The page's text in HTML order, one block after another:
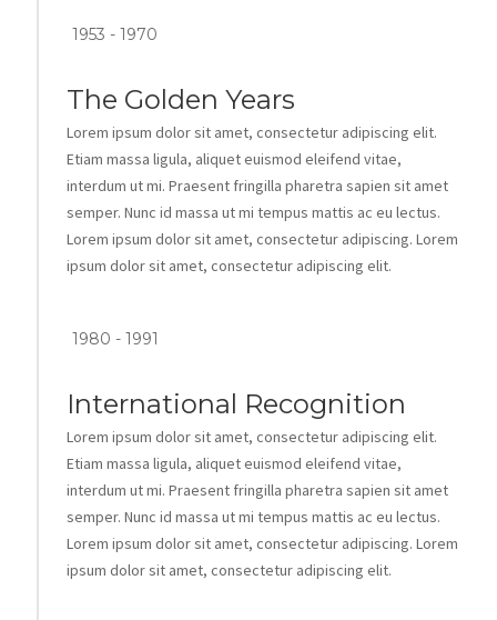
1953 - 1970
The Golden Years
Lorem ipsum dolor sit amet, consectetur adipiscing elit.
Etiam massa ligula, aliquet euismod eleifend vitae,
interdum ut mi. Praesent fringilla pharetra sapien sit amet
semper. Nunc id massa ut mi tempus mattis ac eu lectus.
Lorem ipsum dolor sit amet, consectetur adipiscing. Lorem
ipsum dolor sit amet, consectetur adipiscing elit.
1980 - 1991
International Recognition
Lorem ipsum dolor sit amet, consectetur adipiscing elit.
Etiam massa ligula, aliquet euismod eleifend vitae,
interdum ut mi. Praesent fringilla pharetra sapien sit amet
semper. Nunc id massa ut mi tempus mattis ac eu lectus.
Lorem ipsum dolor sit amet, consectetur adipiscing. Lorem
ipsum dolor sit amet, consectetur adipiscing elit.